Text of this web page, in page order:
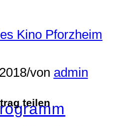
/von admin
teilen